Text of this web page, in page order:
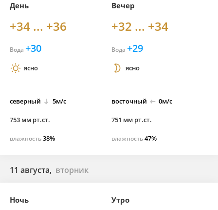
День
+34 ... +36
Вода +30
ясно
северный 5м/с
753 мм рт.ст.
влажность38%
Вечер
+32 ... +34
Вода +29
ясно
восточный 0м/с
751 мм рт.ст.
влажность47%
11 августа, вторник
Ночь Утро